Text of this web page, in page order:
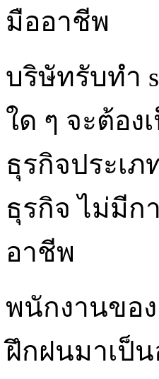
มืออาชีพ
บริษัทรับทำ
ใด ๆ จะต้อ
ธุรกิจประเ
ธุรกิจ ไม่มีก
อาชีพ
พนักงานขอ
ฝึกฝนมาเป็